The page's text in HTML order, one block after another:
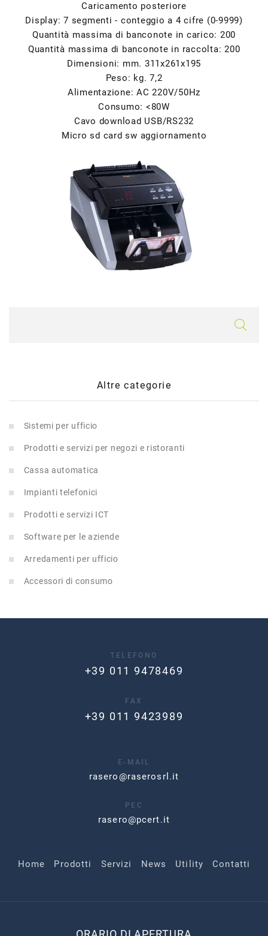
Caricamento posteriore
Display: 7 segmenti - conteggio a 4 cifre (0-9999)
Quantità massima di banconote in carico: 200
Quantità massima di banconote in raccolta: 200
Dimensioni: mm. 311x261x195
Peso: kg. 7,2
Alimentazione: AC 220V/50Hz
Consumo: <80W
Cavo download USB/RS232
Micro sd card sw aggiornamento
Altre categorie
Sistemi per ufficio
Prodotti e servizi per negozi e ristoranti
Cassa automatica
Impianti telefonici
Prodotti e servizi ICT
Software per le aziende
Arredamenti per ufficio
Accessori di consumo
TELEFONO
+39 011 9478469
FAX
+39 011 9423989
E-MAIL
rasero@raserosrl.it
PEC
rasero@pcert.it
Home Prodotti Servizi News Utility Contatti